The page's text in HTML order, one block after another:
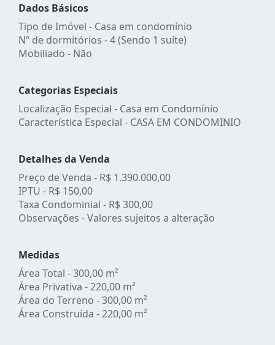
Dados Básicos
Tipo de Imóvel - Casa em condomínio
Nº de dormitórios - 4 (Sendo 1 suíte)
Mobiliado - Não
Categorias Especiais
Localização Especial - Casa em Condomínio
Característica Especial - CASA EM CONDOMINIO
Detalhes da Venda
Preço de Venda - R$ 1.390.000,00
IPTU - R$ 150,00
Taxa Condominial - R$ 300,00
Observações - Valores sujeitos a alteração
Medidas
Área Total - 300,00 m²
Área Privativa - 220,00 m²
Área do Terreno - 300,00 m²
Área Construída - 220,00 m²